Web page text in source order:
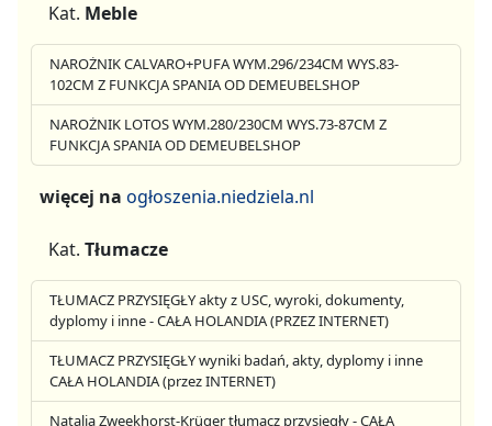
Kat. Meble
NAROŻNIK CALVARO+PUFA WYM.296/234CM WYS.83-
102CM Z FUNKCJA SPANIA OD DEMEUBELSHOP
NAROŻNIK LOTOS WYM.280/230CM WYS.73-87CM Z
FUNKCJA SPANIA OD DEMEUBELSHOP
więcej na ogłoszenia.niedziela.nl
Kat. Tłumacze
TŁUMACZ PRZYSIĘGŁY akty z USC, wyroki, dokumenty,
dyplomy i inne - CAŁA HOLANDIA (PRZEZ INTERNET)
TŁUMACZ PRZYSIĘGŁY wyniki badań, akty, dyplomy i inne
CAŁA HOLANDIA (przez INTERNET)
Natalia Zweekhorst-Krüger tłumacz przysięgły - CAŁA